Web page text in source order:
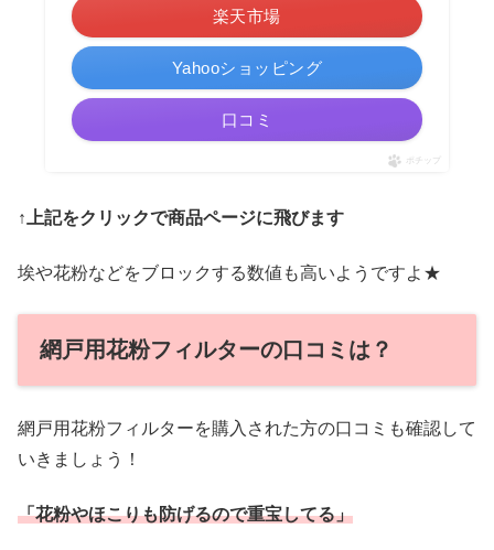
楽天市場
Yahooショッピング
口コミ
ポチップ
↑上記をクリックで商品ページに飛びます
埃や花粉などをブロックする数値も高いようですよ★
網戸用花粉フィルターの口コミは？
網戸用花粉フィルターを購入された方の口コミも確認して
いきましょう！
「花粉やほこりも防げるので重宝してる」